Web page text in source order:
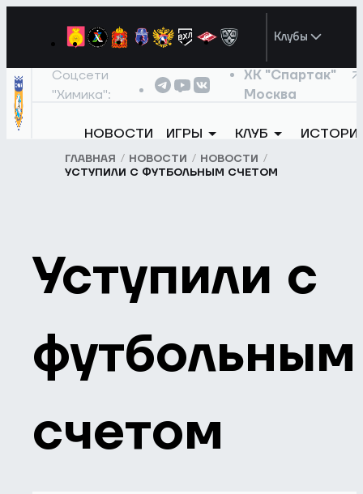
Клубы
Соцсети
"Химика":
ХК "Спартак"
Москва
НОВОСТИ ИГРЫ КЛУБ
ГЛАВНАЯ НОВОСТИ
НОВОСТИ
УСТУПИЛИ С ФУТБОЛЬНЫМ СЧЕТОМ
Уступили с
футбольным
счетом